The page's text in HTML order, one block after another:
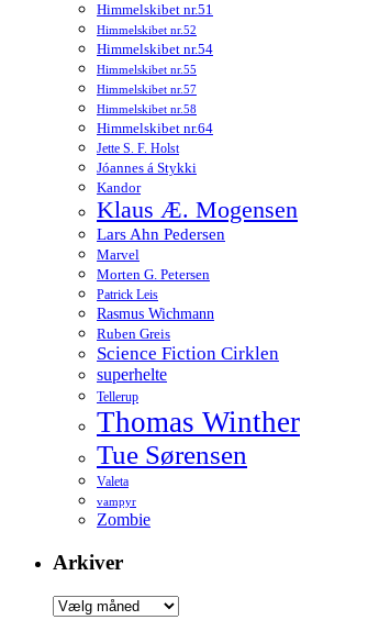
Himmelskibet nr.51
Himmelskibet nr.52
Himmelskibet nr.54
Himmelskibet nr.55
Himmelskibet nr.57
Himmelskibet nr.58
Himmelskibet nr.64
Jette S. F. Holst
Jóannes á Stykki
Kandor
Klaus Æ. Mogensen
Lars Ahn Pedersen
Marvel
Morten G. Petersen
Patrick Leis
Rasmus Wichmann
Ruben Greis
Science Fiction Cirklen
superhelte
Tellerup
Thomas Winther
Tue Sørensen
Valeta
vampyr
Zombie
Arkiver
Arkiver